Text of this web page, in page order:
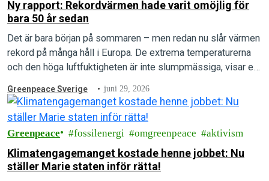
Ny rapport: Rekordvärmen hade varit omöjlig för
bara 50 år sedan
Det är bara början på sommaren – men redan nu slår värmen
rekord på många håll i Europa. De extrema temperaturerna
och den höga luftfuktigheten är inte slumpmässiga, visar en
Greenpeace Sverige juni 29, 2026
Greenpeace fossilenergi omgreenpeace aktivism
Klimatengagemanget kostade henne jobbet: Nu
ställer Marie staten inför rätta!